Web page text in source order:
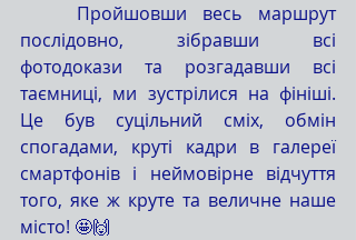
послідовно, зібравши всі
фотодокази та розгадавши всі
таємниці, ми зустрілися на фініші.
Це був суцільний сміх, обмін
спогадами, круті кадри в галереї
смартфонів і неймовірне відчуття
того, яке ж круте та величне наше
місто! 🤩🙌